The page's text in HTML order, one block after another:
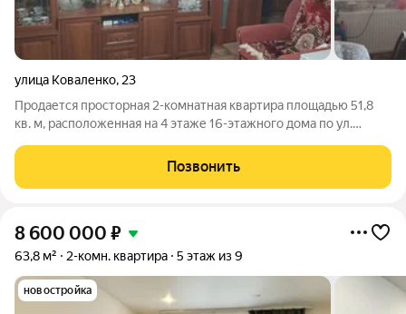
улица Коваленко, 23
Продается просторная 2-комнaтнaя квaртирa площадью 51,8
кв. м, расположенная на 4 этаже 16-этажного дома по ул.
планировкой с двумя изолированными комнатами, окна
которых выходят на разные стороны,
Позвонить
8 600 000 ₽
63,8 м² 2-комн. квартира 5 этаж из 9
новостройка